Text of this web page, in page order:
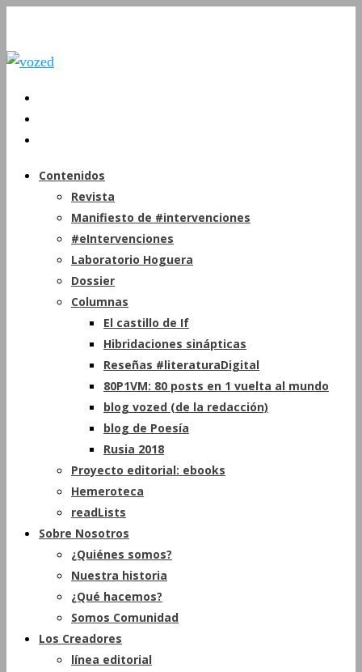
Contenidos
Revista
Manifiesto de #intervenciones
#eIntervenciones
Laboratorio Hoguera
Dossier
Columnas
El castillo de If
Hibridaciones sinápticas
Reseñas #literaturaDigital
80P1VM: 80 posts en 1 vuelta al mundo
blog vozed (de la redacción)
blog de Poesía
Rusia 2018
Proyecto editorial: ebooks
Hemeroteca
readLists
Sobre Nosotros
¿Quiénes somos?
Nuestra historia
¿Qué hacemos?
Somos Comunidad
Los Creadores
línea editorial